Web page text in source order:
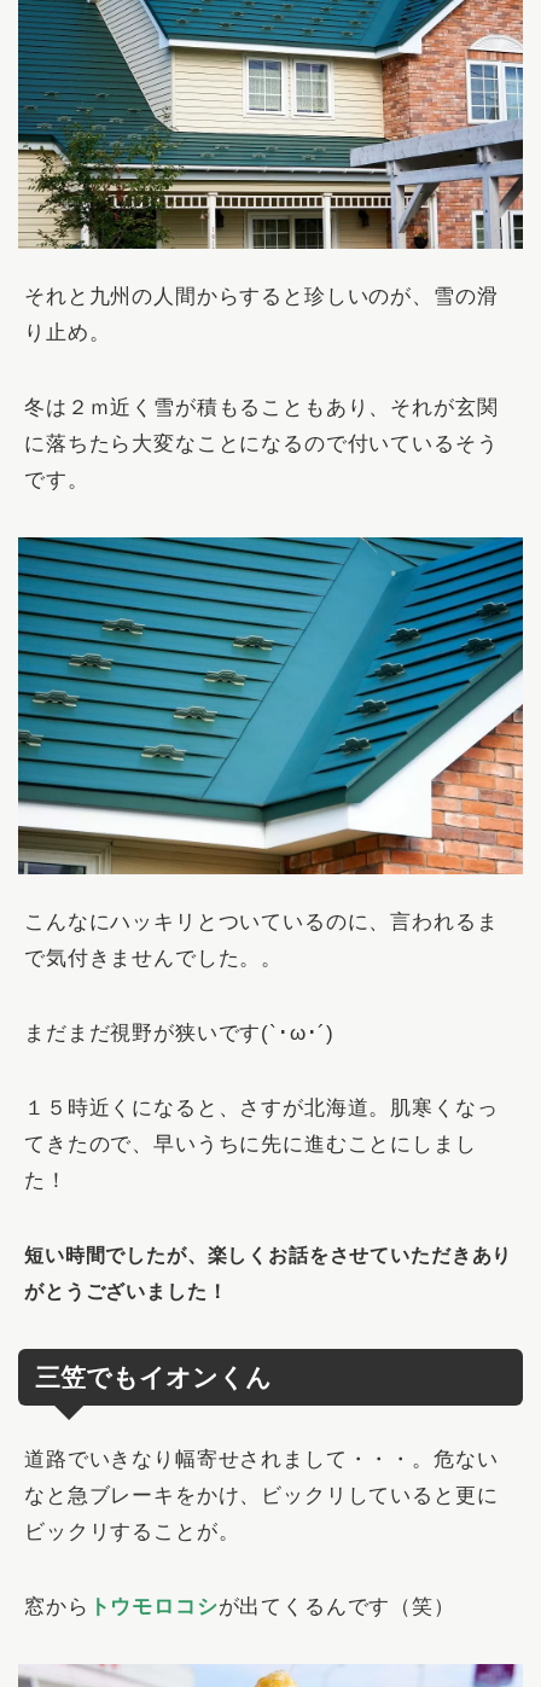
それと九州の人間からすると珍しいのが、雪の滑
り止め。
冬は２ｍ近く雪が積もることもあり、それが玄関
に落ちたら大変なことになるので付いているそう
です。
こんなにハッキリとついているのに、言われるま
で気付きませんでした。。
まだまだ視野が狭いです(`･ω･´)
１５時近くになると、さすが北海道。肌寒くなっ
てきたので、早いうちに先に進むことにしまし
た！
短い時間でしたが、楽しくお話をさせていただきあり
がとうございました！
三笠でもイオンくん
道路でいきなり幅寄せされまして・・・。危ない
なと急ブレーキをかけ、ビックリしていると更に
ビックリすることが。
窓から トウモロコシが出てくるんです（笑）